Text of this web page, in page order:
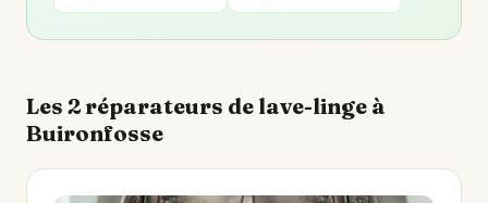
Les 2 réparateurs de lave-linge à
Buironfosse